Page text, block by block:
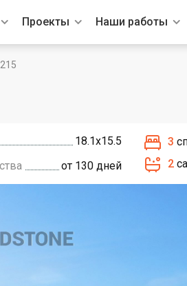
Проекты Наши работы
18.1х15.5
от 130 дней
3
2